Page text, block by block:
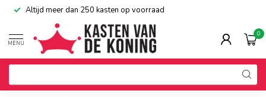
Altijd meer dan 250 kasten op voorraad
MENU
0